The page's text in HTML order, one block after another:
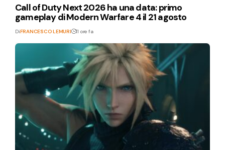
Call of Duty Next 2026 ha una data: primo
gameplay di Modern Warfare 4 il 21 agosto
DiFRANCESCO LEMURI 11 ore fa